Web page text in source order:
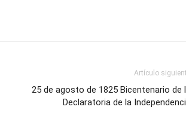
Artículo
25 de agosto de 1825 Bicentenario de
Declaratoria de la